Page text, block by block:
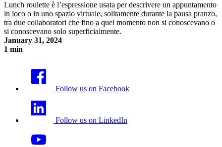
Lunch roulette è l’espressione usata per descrivere un appuntamento
in loco o in uno spazio virtuale, solitamente durante la pausa pranzo,
tra due collaboratori che fino a quel momento non si conoscevano o
si conoscevano solo superficialmente.
January 31, 2024
1 min
Follow us on Facebook
Follow us on LinkedIn